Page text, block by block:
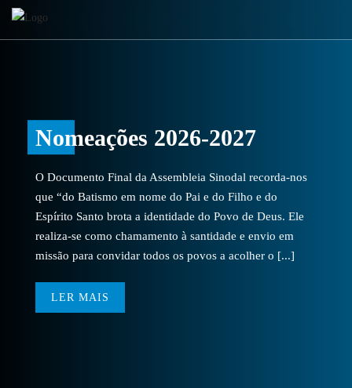
Nomeações 2026-2027
O Documento Final da Assembleia Sinodal recorda-nos
que “do Batismo em nome do Pai e do Filho e do
Espírito Santo brota a identidade do Povo de Deus. Ele
realiza-se como chamamento à santidade e envio em
missão para convidar todos os povos a acolher o [...]
LER MAIS